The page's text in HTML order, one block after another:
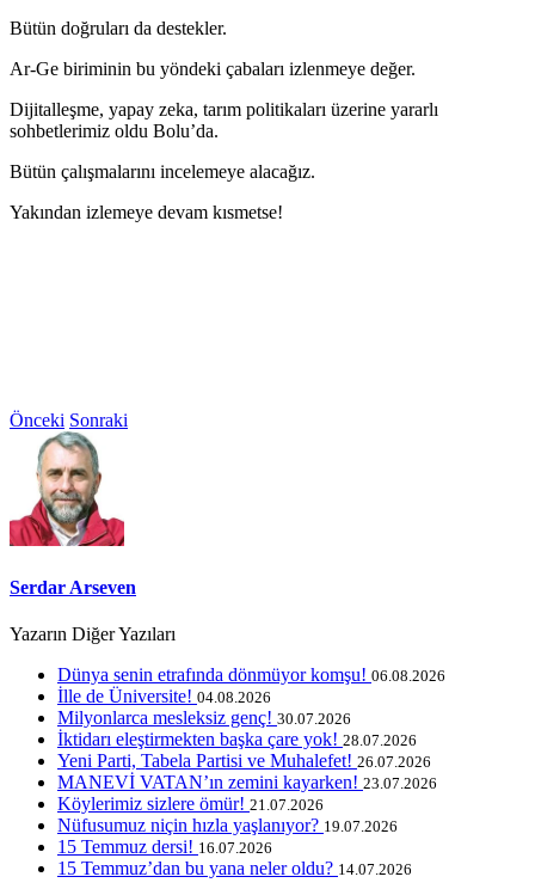
Bütün doğruları da destekler.
Ar-Ge biriminin bu yöndeki çabaları izlenmeye değer.
Dijitalleşme, yapay zeka, tarım politikaları üzerine yararlı
sohbetlerimiz oldu Bolu’da.
Bütün çalışmalarını incelemeye alacağız.
Yakından izlemeye devam kısmetse!
Önceki Sonraki
Serdar Arseven
Yazarın Diğer Yazıları
Dünya senin etrafında dönmüyor komşu! 06.08.2026
İlle de Üniversite! 04.08.2026
Milyonlarca mesleksiz genç! 30.07.2026
İktidarı eleştirmekten başka çare yok! 28.07.2026
Yeni Parti, Tabela Partisi ve Muhalefet! 26.07.2026
MANEVİ VATAN’ın zemini kayarken! 23.07.2026
Köylerimiz sizlere ömür! 21.07.2026
Nüfusumuz niçin hızla yaşlanıyor? 19.07.2026
15 Temmuz dersi! 16.07.2026
15 Temmuz’dan bu yana neler oldu? 14.07.2026